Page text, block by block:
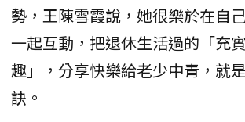
勢，王陳雪霞說，她很樂於在自
一起互動，把退休生活過的「充
趣」，分享快樂給老少中青，就
訣。